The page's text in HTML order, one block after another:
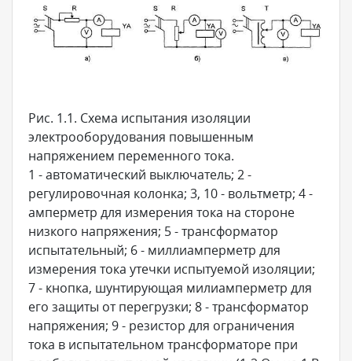
Рис. 1.1. Схема испытания изоляции
электрооборудования повышенным
напряжением переменного тока.
1 - автоматический выключатель; 2 -
регулировочная колонка; 3, 10 - вольтметр; 4 -
амперметр для измерения тока на стороне
низкого напряжения; 5 - трансформатор
испытательный; 6 - миллиамперметр для
измерения тока утечки испытуемой изоляции;
7 - кнопка, шунтирующая милиамперметр для
его защиты от перегрузки; 8 - трансформатор
напряжения; 9 - резистор для ограничения
тока в испытательном трансформаторе при